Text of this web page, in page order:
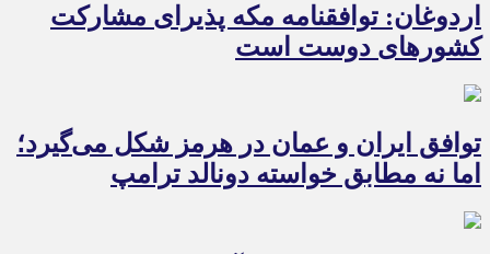
اردوغان: توافقنامه مکه پذیرای مشارکت
کشورهای دوست است
توافق ایران و عمان در هرمز شکل می‌گیرد؛
اما نه مطابق خواسته دونالد ترامپ